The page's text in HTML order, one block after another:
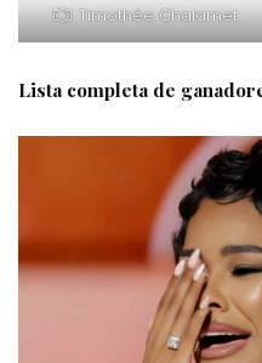
Timothée Chalamet
Lista completa de